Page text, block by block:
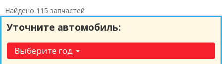
Найдено 115 запчастей
Уточните автомобиль:
Выберите год